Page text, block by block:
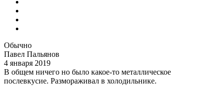
Обычно
Павел Пальянов
4 января 2019
В общем ничего но было какое-то металлическое
послевкусие. Размораживал в холодильнике.